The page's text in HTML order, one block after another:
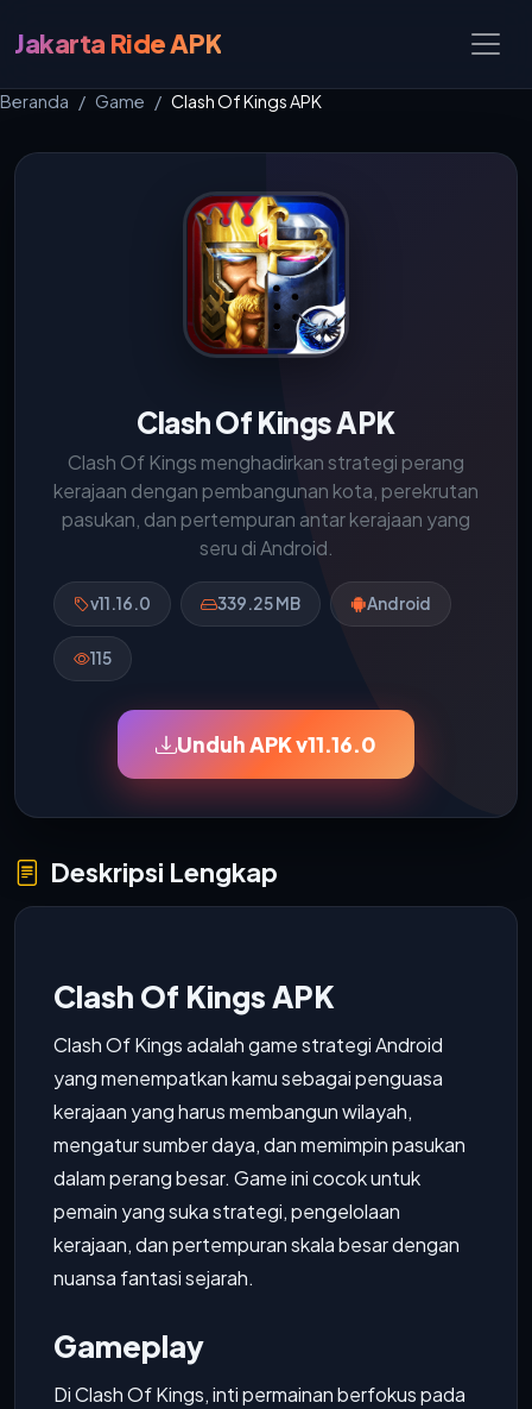
Jakarta Ride APK
Beranda Game Clash Of Kings APK
Clash Of Kings APK
Clash Of Kings menghadirkan strategi perang
kerajaan dengan pembangunan kota, perekrutan
pasukan, dan pertempuran antar kerajaan yang
seru di Android.
v11.16.0 339.25 MB Android
115
Unduh APK v11.16.0
Deskripsi Lengkap
Clash Of Kings APK
Clash Of Kings adalah game strategi Android
yang menempatkan kamu sebagai penguasa
kerajaan yang harus membangun wilayah,
mengatur sumber daya, dan memimpin pasukan
dalam perang besar. Game ini cocok untuk
pemain yang suka strategi, pengelolaan
kerajaan, dan pertempuran skala besar dengan
nuansa fantasi sejarah.
Gameplay
Di Clash Of Kings, inti permainan berfokus pada